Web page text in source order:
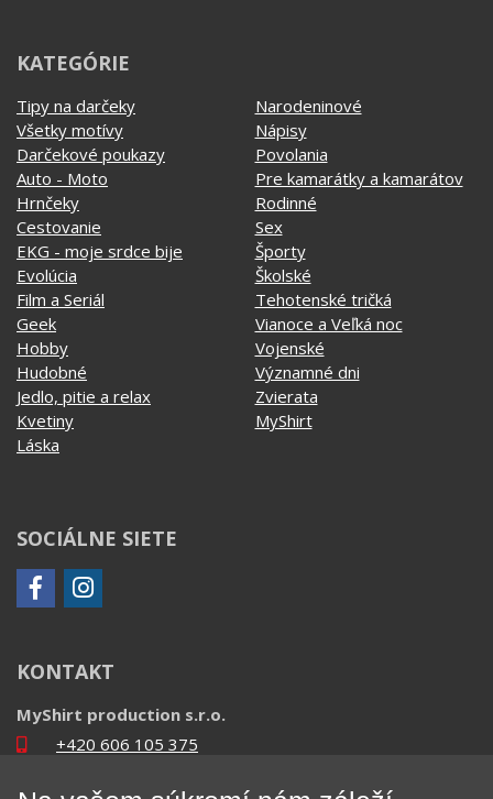
KATEGÓRIE
Tipy na darčeky
Všetky motívy
Darčekové poukazy
Auto - Moto
Hrnčeky
Cestovanie
EKG - moje srdce bije
Evolúcia
Film a Seriál
Geek
Hobby
Hudobné
Jedlo, pitie a relax
Kvetiny
Láska
Narodeninové
Nápisy
Povolania
Pre kamarátky a kamarátov
Rodinné
Sex
Športy
Školské
Tehotenské tričká
Vianoce a Veľká noc
Vojenské
Významné dni
Zvierata
MyShirt
SOCIÁLNE SIETE
KONTAKT
MyShirt production s.r.o.
+420 606 105 375